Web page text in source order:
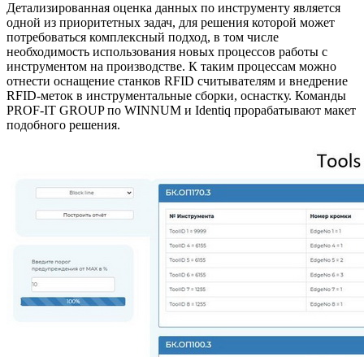
Детализированная оценка данных по инструменту является
одной из приоритетных задач, для решения которой может
потребоваться комплексный подход, в том числе
необходимость использования новых процессов работы с
инструментом на производстве. К таким процессам можно
отнести оснащение станков RFID считывателям и внедрение
RFID-меток в инструментальные сборки, оснастку. Команды
PROF-IT GROUP по WINNUM и Identiq прорабатывают макет
подобного решения.